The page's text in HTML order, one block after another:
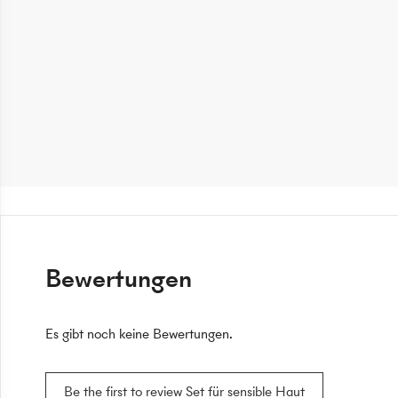
Bewertungen
Es gibt noch keine Bewertungen.
Be the first to review Set für sensible Haut